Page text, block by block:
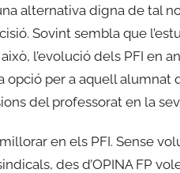
alternativa digna de tal
Sovint sembla que
l’evolució dels PFI en
per a aquell alumnat
del professorat en la
en els PFI. Sense
des d’OPINA FP